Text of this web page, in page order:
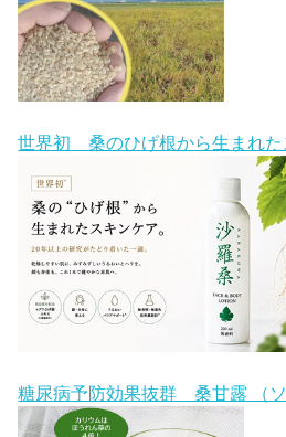
世界初 桑のひげ根から生まれた
糖尿病予防効果抜群 桑甘露 （ソ